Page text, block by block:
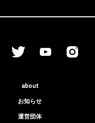
about
お知らせ
運営団体